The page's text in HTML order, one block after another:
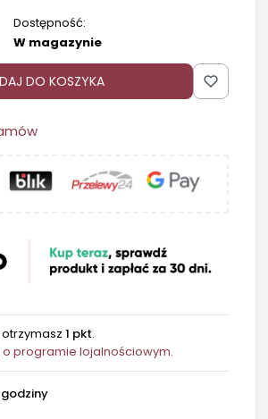
Dostępność:
W magazynie
DO KOSZYKA
1 pkt.
programie lojalnościowym.